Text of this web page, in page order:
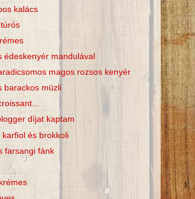
kalács
édeskenyér mandulával
magos rozsos kenyér
barackos müzli
díjat kaptam
karfiol és brokkoli
farsangi fánk